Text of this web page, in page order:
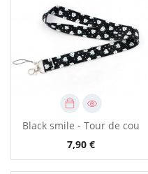
Black smile - Tour de cou
7,90 €